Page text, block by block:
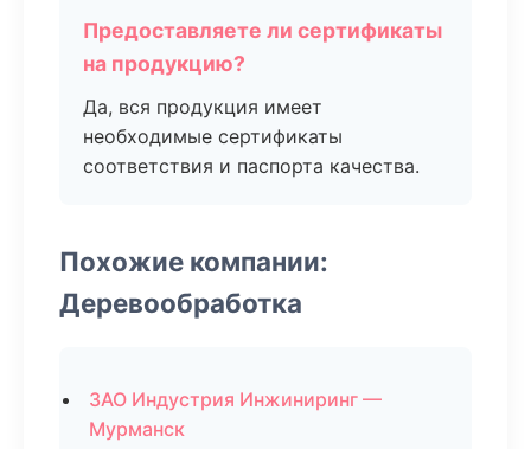
Предоставляете ли сертификаты
на продукцию?
Да, вся продукция имеет
необходимые сертификаты
соответствия и паспорта качества.
Похожие компании:
Деревообработка
ЗАО Индустрия Инжиниринг —
Мурманск